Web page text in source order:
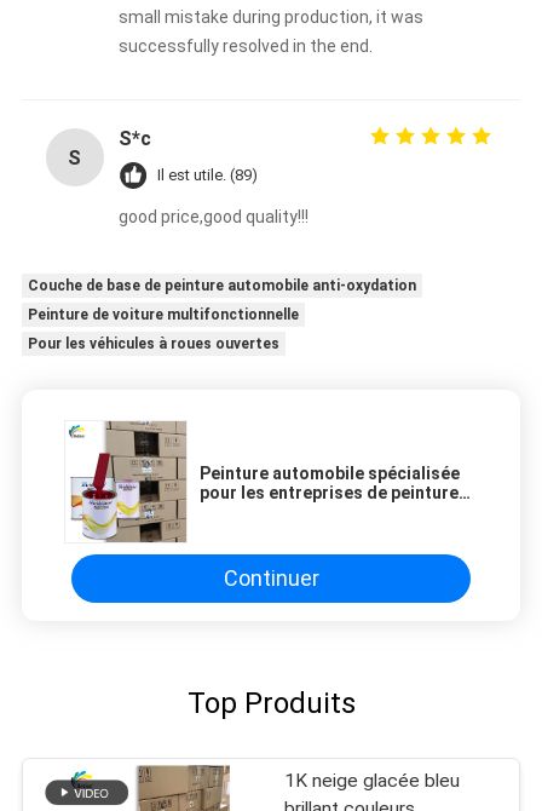
small mistake during production, it was
successfully resolved in the end.
S
S*c
Il est utile. (89)
good price,good quality!!!
Couche de base de peinture automobile anti-oxydation
Peinture de voiture multifonctionnelle
Pour les véhicules à roues ouvertes
Peinture automobile spécialisée
pour les entreprises de peinture
Continuer
Top Produits
1K neige glacée bleu